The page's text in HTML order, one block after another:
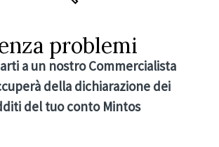
problemi
a un nostro Commercialista
della dichiarazione dei
del tuo conto Mintos